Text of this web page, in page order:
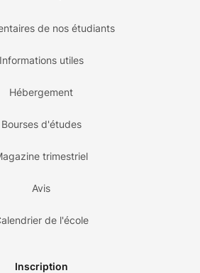
de nos étudiants
Informations utiles
Hébergement
Bourses d'études
trimestriel
Avis
de l'école
Inscription